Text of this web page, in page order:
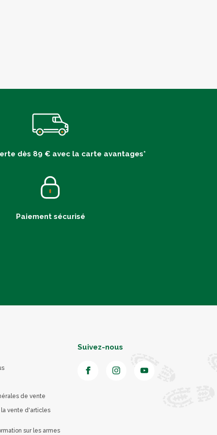
dès 89 € avec la carte avantages*
Paiement sécurisé
de vente
la vente d'articles
sur les armes
Suivez-nous